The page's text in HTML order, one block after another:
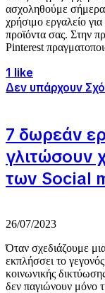
ασχοληθούμε
χρήσιμο εργαλείο
προϊόντα σας. Στην
Pinterest
1 like
Δεν υπάρχουν
7 δωρεάν
γλιτώσουν
των Social
26/07/2023
Όταν σχεδιάζουμε
εκπλήσσει το
κοινωνικής
δεν παγιώνουν μόνο